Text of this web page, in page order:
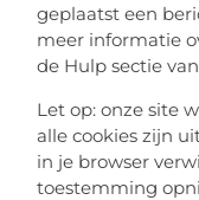
geplaatst een
meer informatie
de Hulp sectie
Let op: onze site
alle cookies zijn
in je browser
toestemming